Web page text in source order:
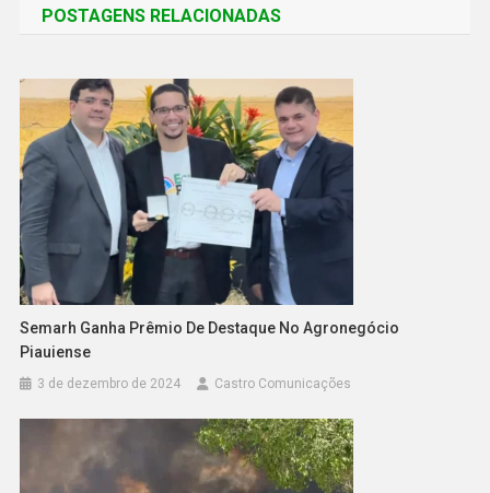
POSTAGENS RELACIONADAS
Semarh Ganha Prêmio De Destaque No Agronegócio
Piauiense
3 de dezembro de 2024 Castro Comunicações